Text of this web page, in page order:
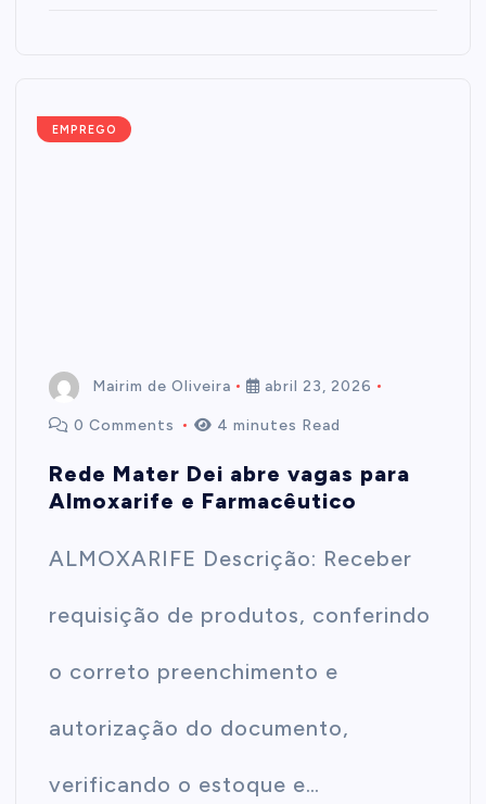
EMPREGO
Mairim de Oliveira abril 23, 2026
0 Comments 4 minutes Read
Rede Mater Dei abre vagas para
Almoxarife e Farmacêutico
ALMOXARIFE Descrição: Receber
requisição de produtos, conferindo
o correto preenchimento e
autorização do documento,
verificando o estoque e…